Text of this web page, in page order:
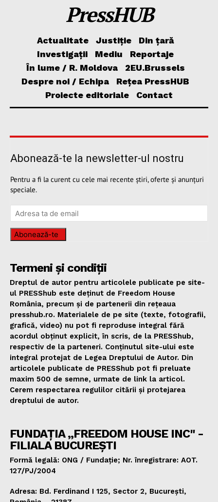
PressHUB
Actualitate Justiție
Din țară
Investigații
Mediu
Reportaje
În lume / R. Moldova
2EU.Brussels
Despre noi / Echipa
Rețea PressHUB
Proiecte editoriale
Contact
Abonează-te la newsletter-ul nostru
Pentru a fi la curent cu cele mai recente știri, oferte și anunțuri
speciale.
Abonează-te
Termeni și condiții
Dreptul de autor pentru articolele publicate pe site-
ul PRESShub este deținut de Freedom House
România, precum și de partenerii din rețeaua
presshub.ro. Materialele de pe site (texte, fotografii,
grafică, video) nu pot fi reproduse integral fără
acordul obținut explicit, în scris, de la PRESShub,
respectiv de la parteneri. Conținutul site-ului este
integral protejat de Legea Dreptului de Autor. Din
articolele publicate de PRESShub pot fi preluate
maxim 500 de semne, urmate de link la articol.
Cerem respectarea regulilor citării și protejarea
dreptului de autor.
FUNDAȚIA „FREEDOM HOUSE INC" -
FILIALA BUCUREȘTI
Formă legală: ONG / Fundație; Nr. înregistrare: AOT.
127/PJ/2004
Adresa: Bd. Ferdinand I 125, Sector 2, București,